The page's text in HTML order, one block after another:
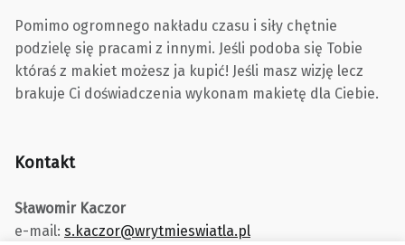
Pomimo ogromnego nakładu czasu i siły chętnie
podzielę się pracami z innymi. Jeśli podoba się Tobie
któraś z makiet możesz ja kupić! Jeśli masz wizję lecz
brakuje Ci doświadczenia wykonam makietę dla Ciebie.
Kontakt
Sławomir Kaczor
e-mail: s.kaczor@wrytmieswiatla.pl